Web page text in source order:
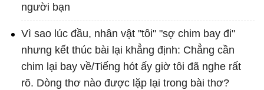
người bạn
Vì sao lúc đầu, nhân vật "tôi" "sợ chim bay đi"
nhưng kết thúc bài lại khẳng định: Chẳng cần
chim lại bay về/Tiếng hót ấy giờ tôi đã nghe rất
rõ. Dòng thơ nào được lặp lại trong bài thơ?